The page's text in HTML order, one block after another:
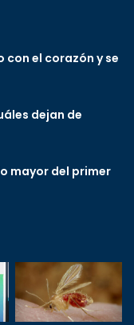
con el corazón y se
dejan de
mayor del primer